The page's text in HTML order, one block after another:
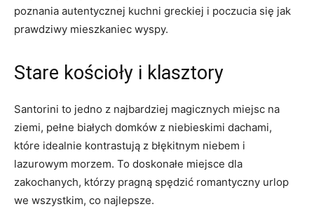
poznania autentycznej kuchni greckiej⁢ i poczucia ⁢się ‌jak ​
prawdziwy mieszkaniec wyspy. ​
Stare kościoły i ‌klasztory
Santorini to ‌jedno z najbardziej magicznych miejsc na⁢
ziemi, ‌pełne białych domków z‍ niebieskimi ​dachami,
⁤które⁤ idealnie⁤ kontrastują z błękitnym niebem i
lazurowym morzem. To doskonałe miejsce dla
zakochanych, którzy pragną​ spędzić⁣ romantyczny urlop‍
we⁢ wszystkim, co ‌najlepsze.